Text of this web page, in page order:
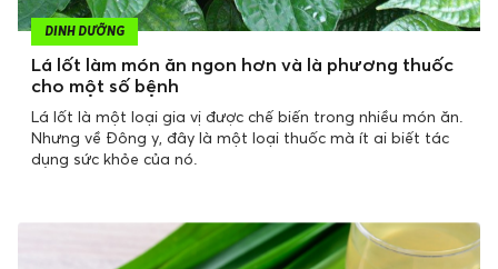
DINH DƯỠNG
Lá lốt làm món ăn ngon hơn và là phương thuốc
cho một số bệnh
Lá lốt là một loại gia vị được chế biến trong nhiều món ăn.
Nhưng về Đông y, đây là một loại thuốc mà ít ai biết tác
dụng sức khỏe của nó.